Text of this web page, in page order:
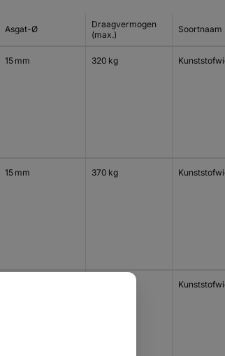
Asgat-Ø
Draagvermogen
(max.)
Soortnaam
15 mm 320 kg
15 mm 370 kg